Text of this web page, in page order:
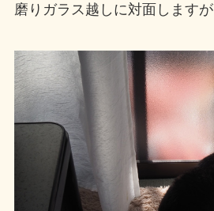
磨りガラス越しに対面しますが